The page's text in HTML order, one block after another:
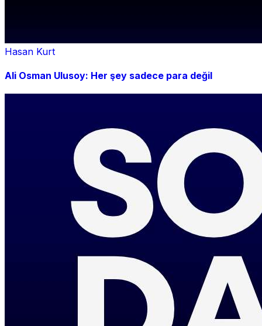
Hasan Kurt
Ali Osman Ulusoy: Her şey sadece para değil